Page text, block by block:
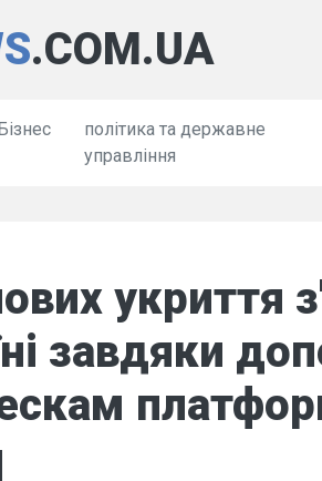
.COM.UA
політика та державне
управління
укриття
завдяки